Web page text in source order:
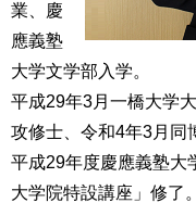
業、慶
應義塾
大学文学部入学。
平成29年3月一橋大学
攻修士、令和4年3月同
平成29年度慶應義塾大
大学院特設講座」 修了。